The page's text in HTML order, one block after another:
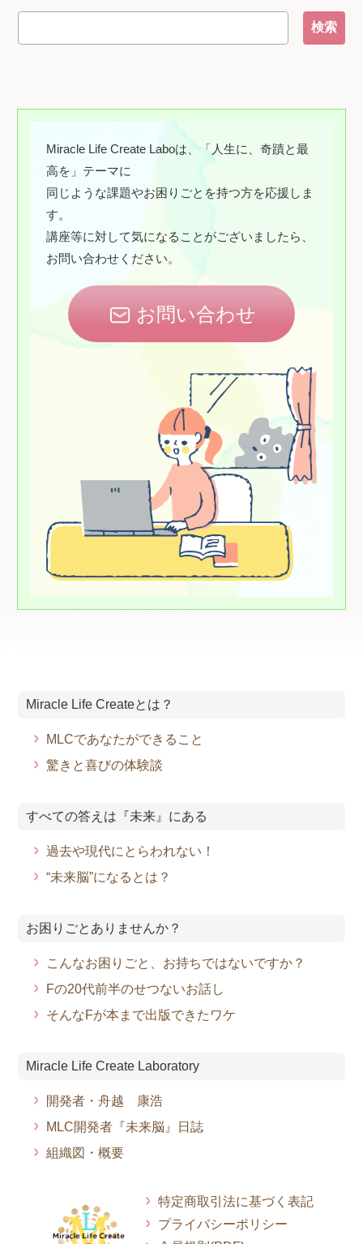
Miracle Life Create Laboは、「人生に、奇蹟と最
高を」テーマに
同じような課題やお困りごとを持つ方を応援しま
す。
講座等に対して気になることがございましたら、
お問い合わせください。
お問い合わせ
特定商取引法に基づく表記
プライバシーポリシー
Miracle Life Createとは？
MLCであなたができること
驚きと喜びの体験談
すべての答えは『未来』にある
過去や現代にとらわれない！
“未来脳”になるとは？
お困りごとありませんか？
こんなお困りごと、お持ちではないですか？
Fの20代前半のせつないお話し
そんなFが本まで出版できたワケ
Miracle Life Create Laboratory
開発者・舟越 康浩
MLC開発者『未来脳』日誌
組織図・概要